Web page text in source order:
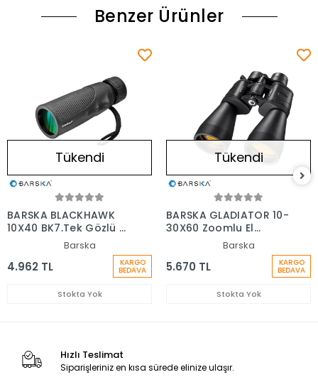
Benzer Ürünler
Tükendi
BARSKA BLACKHAWK
10X40 BK7,Tek Gözlü El
Barska
4.962 TL KARGO
BEDAVA
Stokta Yok
Tükendi
BARSKA GLADIATOR 10-
30X60 Zoomlu El
Barska
5.670 TL KARGO
BEDAVA
Stokta Yok
Hızlı Teslimat
Siparişleriniz en kısa sürede elinize ulaşır.